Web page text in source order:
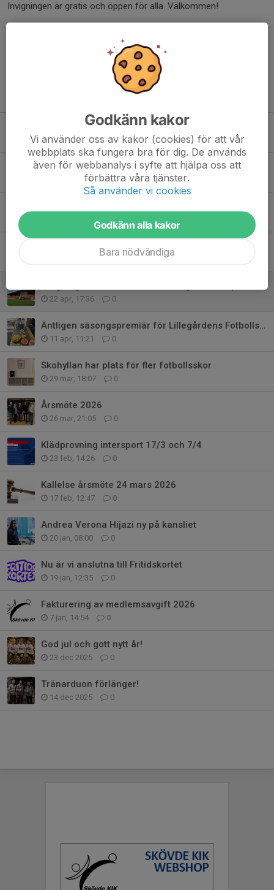
Invigningen är gratis och öppen för alla. Välkommen!
Semesterstängt!
2 jul, 20:56 0
25 jun, 14:55 0
0
22 apr, 17:36 0
Äntligen säsongspremiär för Lillegårdens Fotbollscafé!
11 apr, 11:21 0
Skohyllan har plats för fler fotbollsskor
29 mar, 18:07 0
Årsmöte 2026
26 mar, 21:05 0
Klädprovning intersport 17/3 och 7/4
23 feb, 14:26 0
Kallelse årsmöte 24 mars 2026
17 feb, 12:47 0
Andrea Verona Hijazi ny på kansliet
20 jan, 08:00 0
Nu är vi anslutna till Fritidskortet
19 jan, 12:35 0
Fakturering av medlemsavgift 2026
7 jan, 14:54 0
God jul och gott nytt år!
23 dec 2025 0
Tränarduon förlänger!
14 dec 2025 0
Godkänn kakor
Vi använder oss av kakor (cookies) för att vår
webbplats ska fungera bra för dig. De används
även för webbanalys i syfte att hjälpa oss att
förbättra våra tjänster.
Så använder vi cookies
Godkänn alla kakor
Bara nödvändiga